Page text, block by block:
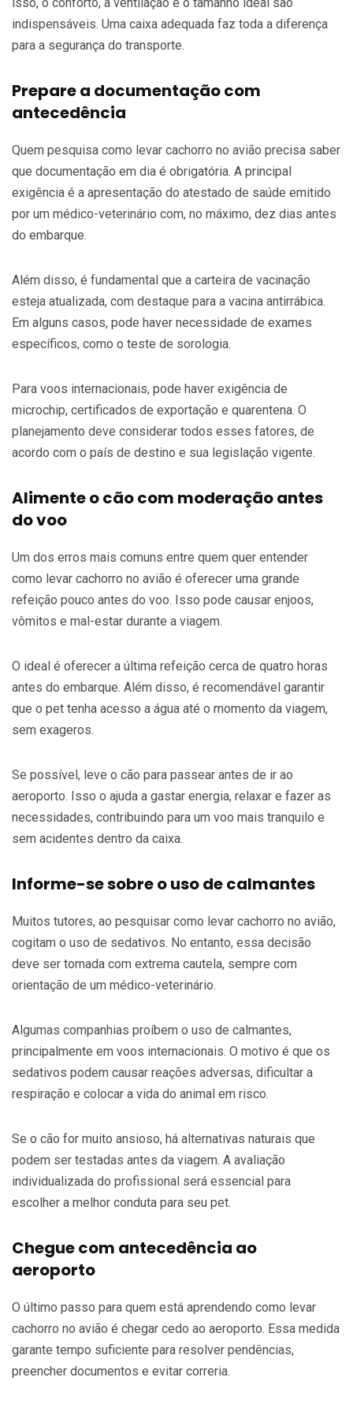
indispensáveis. Uma caixa adequada faz toda a diferença
para a segurança do transporte.
Prepare a documentação com
antecedência
Quem pesquisa como levar cachorro no avião precisa saber
que documentação em dia é obrigatória. A principal
exigência é a apresentação do atestado de saúde emitido
por um médico-veterinário com, no máximo, dez dias antes
do embarque.
Além disso, é fundamental que a carteira de vacinação
esteja atualizada, com destaque para a vacina antirrábica.
Em alguns casos, pode haver necessidade de exames
específicos, como o teste de sorologia.
Para voos internacionais, pode haver exigência de
microchip, certificados de exportação e quarentena. O
planejamento deve considerar todos esses fatores, de
acordo com o país de destino e sua legislação vigente.
Alimente o cão com moderação antes
do voo
Um dos erros mais comuns entre quem quer entender
como levar cachorro no avião é oferecer uma grande
refeição pouco antes do voo. Isso pode causar enjoos,
vômitos e mal-estar durante a viagem.
O ideal é oferecer a última refeição cerca de quatro horas
antes do embarque. Além disso, é recomendável garantir
que o pet tenha acesso a água até o momento da viagem,
sem exageros.
Se possível, leve o cão para passear antes de ir ao
aeroporto. Isso o ajuda a gastar energia, relaxar e fazer as
necessidades, contribuindo para um voo mais tranquilo e
sem acidentes dentro da caixa.
Informe-se sobre o uso de calmantes
Muitos tutores, ao pesquisar como levar cachorro no avião,
cogitam o uso de sedativos. No entanto, essa decisão
deve ser tomada com extrema cautela, sempre com
orientação de um médico-veterinário.
Algumas companhias proíbem o uso de calmantes,
principalmente em voos internacionais. O motivo é que os
sedativos podem causar reações adversas, dificultar a
respiração e colocar a vida do animal em risco.
Se o cão for muito ansioso, há alternativas naturais que
podem ser testadas antes da viagem. A avaliação
individualizada do profissional será essencial para
escolher a melhor conduta para seu pet.
Chegue com antecedência ao
aeroporto
O último passo para quem está aprendendo como levar
cachorro no avião é chegar cedo ao aeroporto. Essa medida
garante tempo suficiente para resolver pendências,
preencher documentos e evitar correria.